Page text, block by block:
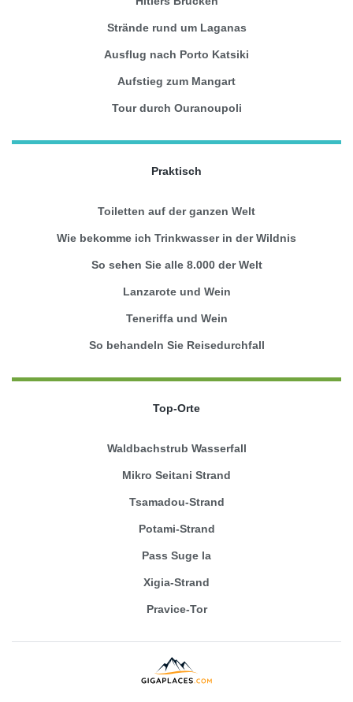
Strände rund um Laganas
Ausflug nach Porto Katsiki
Aufstieg zum Mangart
Tour durch Ouranoupoli
Praktisch
Toiletten auf der ganzen Welt
Wie bekomme ich Trinkwasser in der Wildnis
So sehen Sie alle 8.000 der Welt
Lanzarote und Wein
Teneriffa und Wein
So behandeln Sie Reisedurchfall
Top-Orte
Waldbachstrub Wasserfall
Mikro Seitani Strand
Tsamadou-Strand
Potami-Strand
Pass Suge la
Xigia-Strand
Pravice-Tor